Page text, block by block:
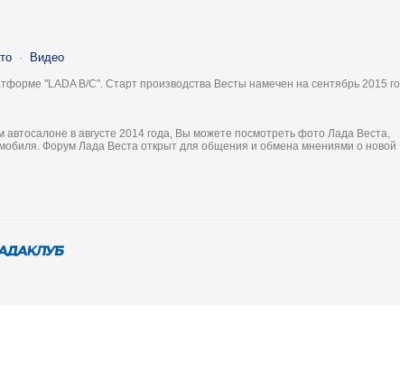
· Видео
"LADA B/C". Старт производства Весты намечен на сентябрь 2015
в августе 2014 года, Вы можете посмотреть фото Лада Веста,
Форум Лада Веста открыт для общения и обмена мнениями о новой